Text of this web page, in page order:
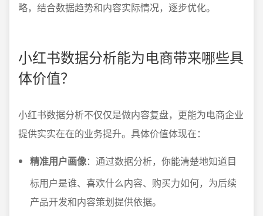
略，结合数据趋势和内容实际情况，逐步优化。
小红书数据分析能为电商带来哪些具
体价值？
小红书数据分析不仅仅是做内容复盘，更能为电商企业
提供实实在在的业务提升。具体价值体现在：
精准用户画像：通过数据分析，你能清楚地知道目
标用户是谁、喜欢什么内容、购买力如何，为后续
产品开发和内容策划提供依据。